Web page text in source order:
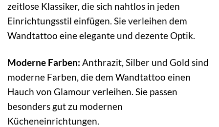
zeitlose Klassiker, die sich nahtlos in jeden
Einrichtungsstil einfügen. Sie verleihen dem
Wandtattoo eine elegante und dezente Optik.
Moderne Farben: Anthrazit, Silber und Gold sind
moderne Farben, die dem Wandtattoo einen
Hauch von Glamour verleihen. Sie passen
besonders gut zu modernen
Kücheneinrichtungen.